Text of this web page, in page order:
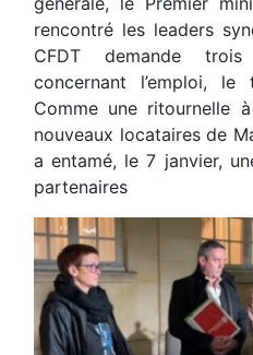
rencontré les leaders
CFDT demande trois
concernant l’emploi,
Comme une ritournelle
nouveaux locataires de
a entamé, le 7 janvier,
partenaires